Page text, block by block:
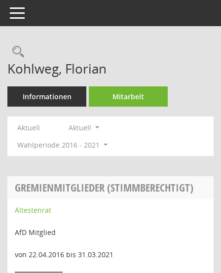
Toggle navigation
Rechercheauswahl
Kohlweg, Florian
Informationen Mitarbeit
Aktuell
Aktuell
Wahlperiode 2016 - 2021
GREMIENMITGLIEDER (STIMMBERECHTIGT)
Ältestenrat
AfD Mitglied
von 22.04.2016 bis 31.03.2021